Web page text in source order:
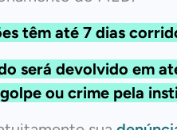
têm até 7 dias
será devolvido em
ou crime pela